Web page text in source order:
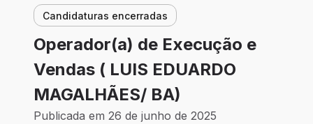
Candidaturas encerradas
Operador(a) de Execução e
Vendas ( LUIS EDUARDO
MAGALHÃES/ BA)
Publicada em 26 de junho de 2025